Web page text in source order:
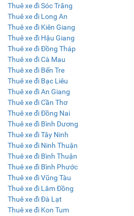
Thuê xe đi Sóc Trăng
Thuê xe đi Long An
Thuê xe đi Kiên Giang
Thuê xe đi Hậu Giang
Thuê xe đi Đồng Tháp
Thuê xe đi Cà Mau
Thuê xe đi Bến Tre
Thuê xe đi Bạc Liêu
Thuê xe đi An Giang
Thuê xe đi Cần Thơ
Thuê xe đi Đồng Nai
Thuê xe đi Bình Dương
Thuê xe đi Tây Ninh
Thuê xe đi Ninh Thuận
Thuê xe đi Bình Thuận
Thuê xe đi Bình Phước
Thuê xe đi Vũng Tàu
Thuê xe đi Lâm Đồng
Thuê xe đi Đà Lạt
Thuê xe đi Kon Tum